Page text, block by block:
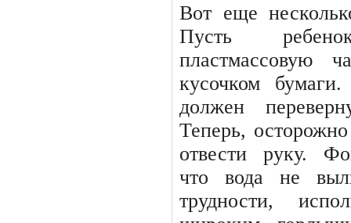
Вот еще
Пусть
пластмассовую
кусочком
бумаги.
должен
Теперь,
отвести
руку.
что
вода не
трудности,